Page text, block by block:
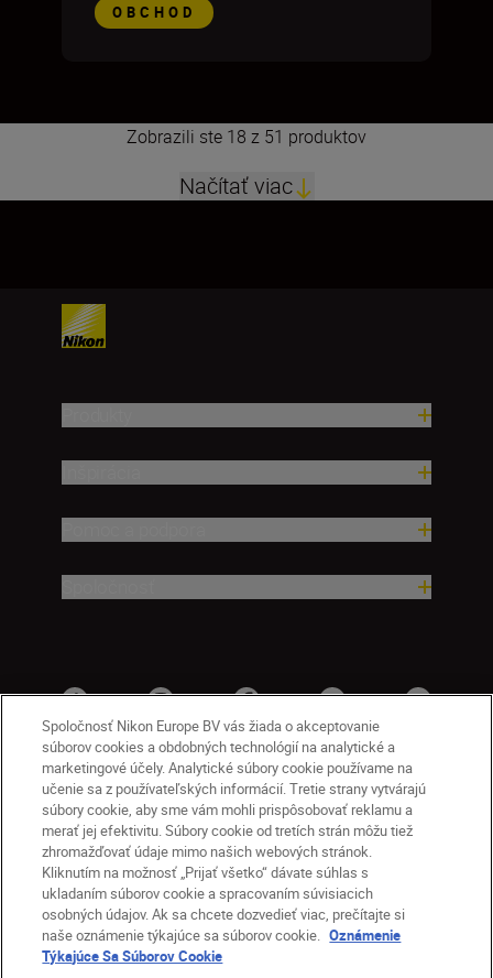
OBCHOD
Zobrazili ste 18 z 51 produktov
Načítať viac
123
SK Nikon Sites
Kontakt
Oznámenie o ochrane osobných údajov
Podmienky používania
Nikon Store – zmluvné podmienky
Spoločnosť Nikon Europe BV vás žiada o akceptovanie
súborov cookies a obdobných technológií na analytické a
marketingové účely. Analytické súbory cookie používame na
učenie sa z používateľských informácií. Tretie strany vytvárajú
súbory cookie, aby sme vám mohli prispôsobovať reklamu a
merať jej efektivitu. Súbory cookie od tretích strán môžu tiež
zhromažďovať údaje mimo našich webových stránok.
Kliknutím na možnosť „Prijať všetko“ dávate súhlas s
ukladaním súborov cookie a spracovaním súvisiacich
osobných údajov. Ak sa chcete dozvedieť viac, prečítajte si
naše oznámenie týkajúce sa súborov cookie. Oznámenie
Týkajúce Sa Súborov Cookie